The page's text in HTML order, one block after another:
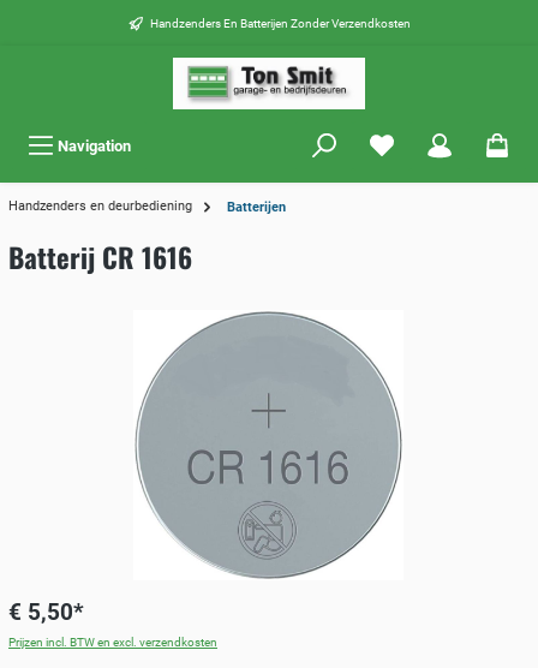
Handzenders En Batterijen Zonder Verzendkosten
Navigation
Handzenders en deurbediening Batterijen
Batterij CR 1616
€ 5,50*
Prijzen incl. BTW en excl. verzendkosten